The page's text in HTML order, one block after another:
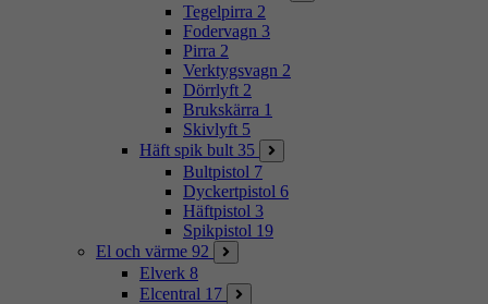
Tegelpirra 2
Fodervagn 3
Pirra 2
Verktygsvagn 2
Dörrlyft 2
Brukskärra 1
Skivlyft 5
Häft spik bult 35
Bultpistol 7
Dyckertpistol 6
Häftpistol 3
Spikpistol 19
El och värme 92
Elverk 8
Elcentral 17